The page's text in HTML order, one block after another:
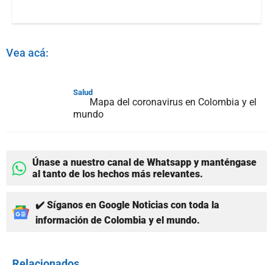
Vea acá:
Salud
Mapa del coronavirus en Colombia y el
mundo
Únase a nuestro canal de Whatsapp y manténgase
al tanto de los hechos más relevantes.
✔️ Síganos en Google Noticias con toda la
información de Colombia y el mundo.